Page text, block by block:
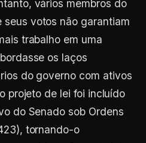
vários membros do
votos não garantiam
trabalho em uma
os laços
do governo com ativos
projeto de lei foi incluído
do Senado sob Ordens
tornando-o